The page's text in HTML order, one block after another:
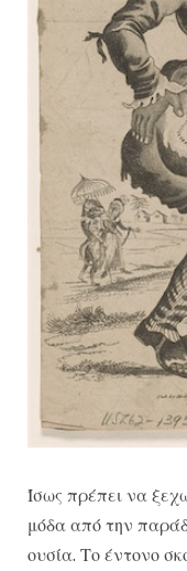
Ίσως πρέπει να
μόδα από την
ουσία. Το έντονο